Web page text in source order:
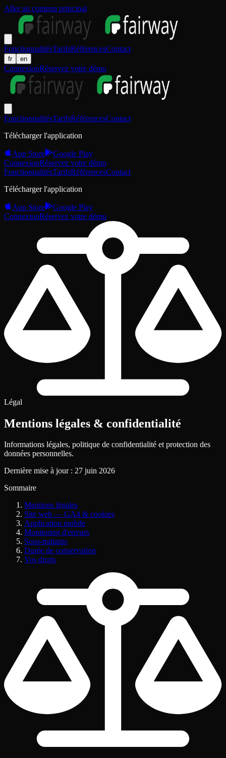
Aller au contenu principal
FonctionnalitésTarifsRéférencesContact
fr en
ConnexionRéservez votre démo
FonctionnalitésTarifsRéférencesContact
Télécharger l'application
App Store
Google Play
ConnexionRéservez votre démo
FonctionnalitésTarifsRéférencesContact
Télécharger l'application
App Store
Google Play
ConnexionRéservez votre démo
Légal
Mentions légales & confidentialité
Informations légales, politique de confidentialité et protection des
données personnelles.
Dernière mise à jour : 27 juin 2026
Sommaire
Mentions légales
Site web — GA4 & cookies
Application mobile
Monitoring d'erreurs
Sous-traitants
Durée de conservation
Vos droits